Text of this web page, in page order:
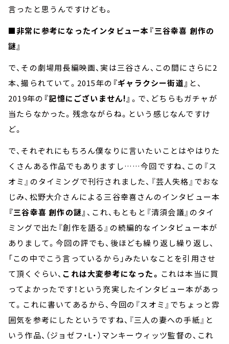
言ったと思うんですけども。
■非常に参考になったインタビュー本『三谷幸喜 創作の
謎』
で、その劇場用長編映画、実は三谷さん、この間にさらに2
本、撮られていて。2015年の 『ギャラクシー街道』 と、
2019年の 『記憶にございません!』 。で、どちらもガチャが
当たらなかった。残念ながらね。という感じなんですけ
ど。
で、それぞれにもちろん僕なりに言いたいことはやはりた
くさんある作品でもありますし……今回ですね、この『ス
オミ』のタイミングで刊行されました、『芸人失格』でおな
じみ、松野大介さんによる三谷幸喜さんのインタビュー本
『三谷幸喜 創作の謎』 、これ、もともと『清須会議』のタイ
ミングで出た『創作を語る』の続編的なインタビュー本が
ありまして。今回の評でも、後ほども繰り返し繰り返し、
「この中でこう言っているから」みたいなことを引用させ
て頂くぐらい、 これは大変参考になった。 これは本当に買
ってよかったです！という充実したインタビュー本があっ
て。これに書いてあるから、今回の『スオミ』でちょっと雰
囲気を参考にしたというですね、『三人の妻への手紙』と
いう作品、（ジョゼフ・L・）マンキーウィッツ監督の、これ